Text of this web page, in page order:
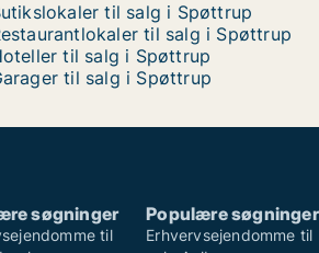
til salg i Spøttrup
til salg i Spøttrup
til salg i Spøttrup
til salg i Spøttrup
søgninger
til
Populære søgninger
Erhvervsejendomme til